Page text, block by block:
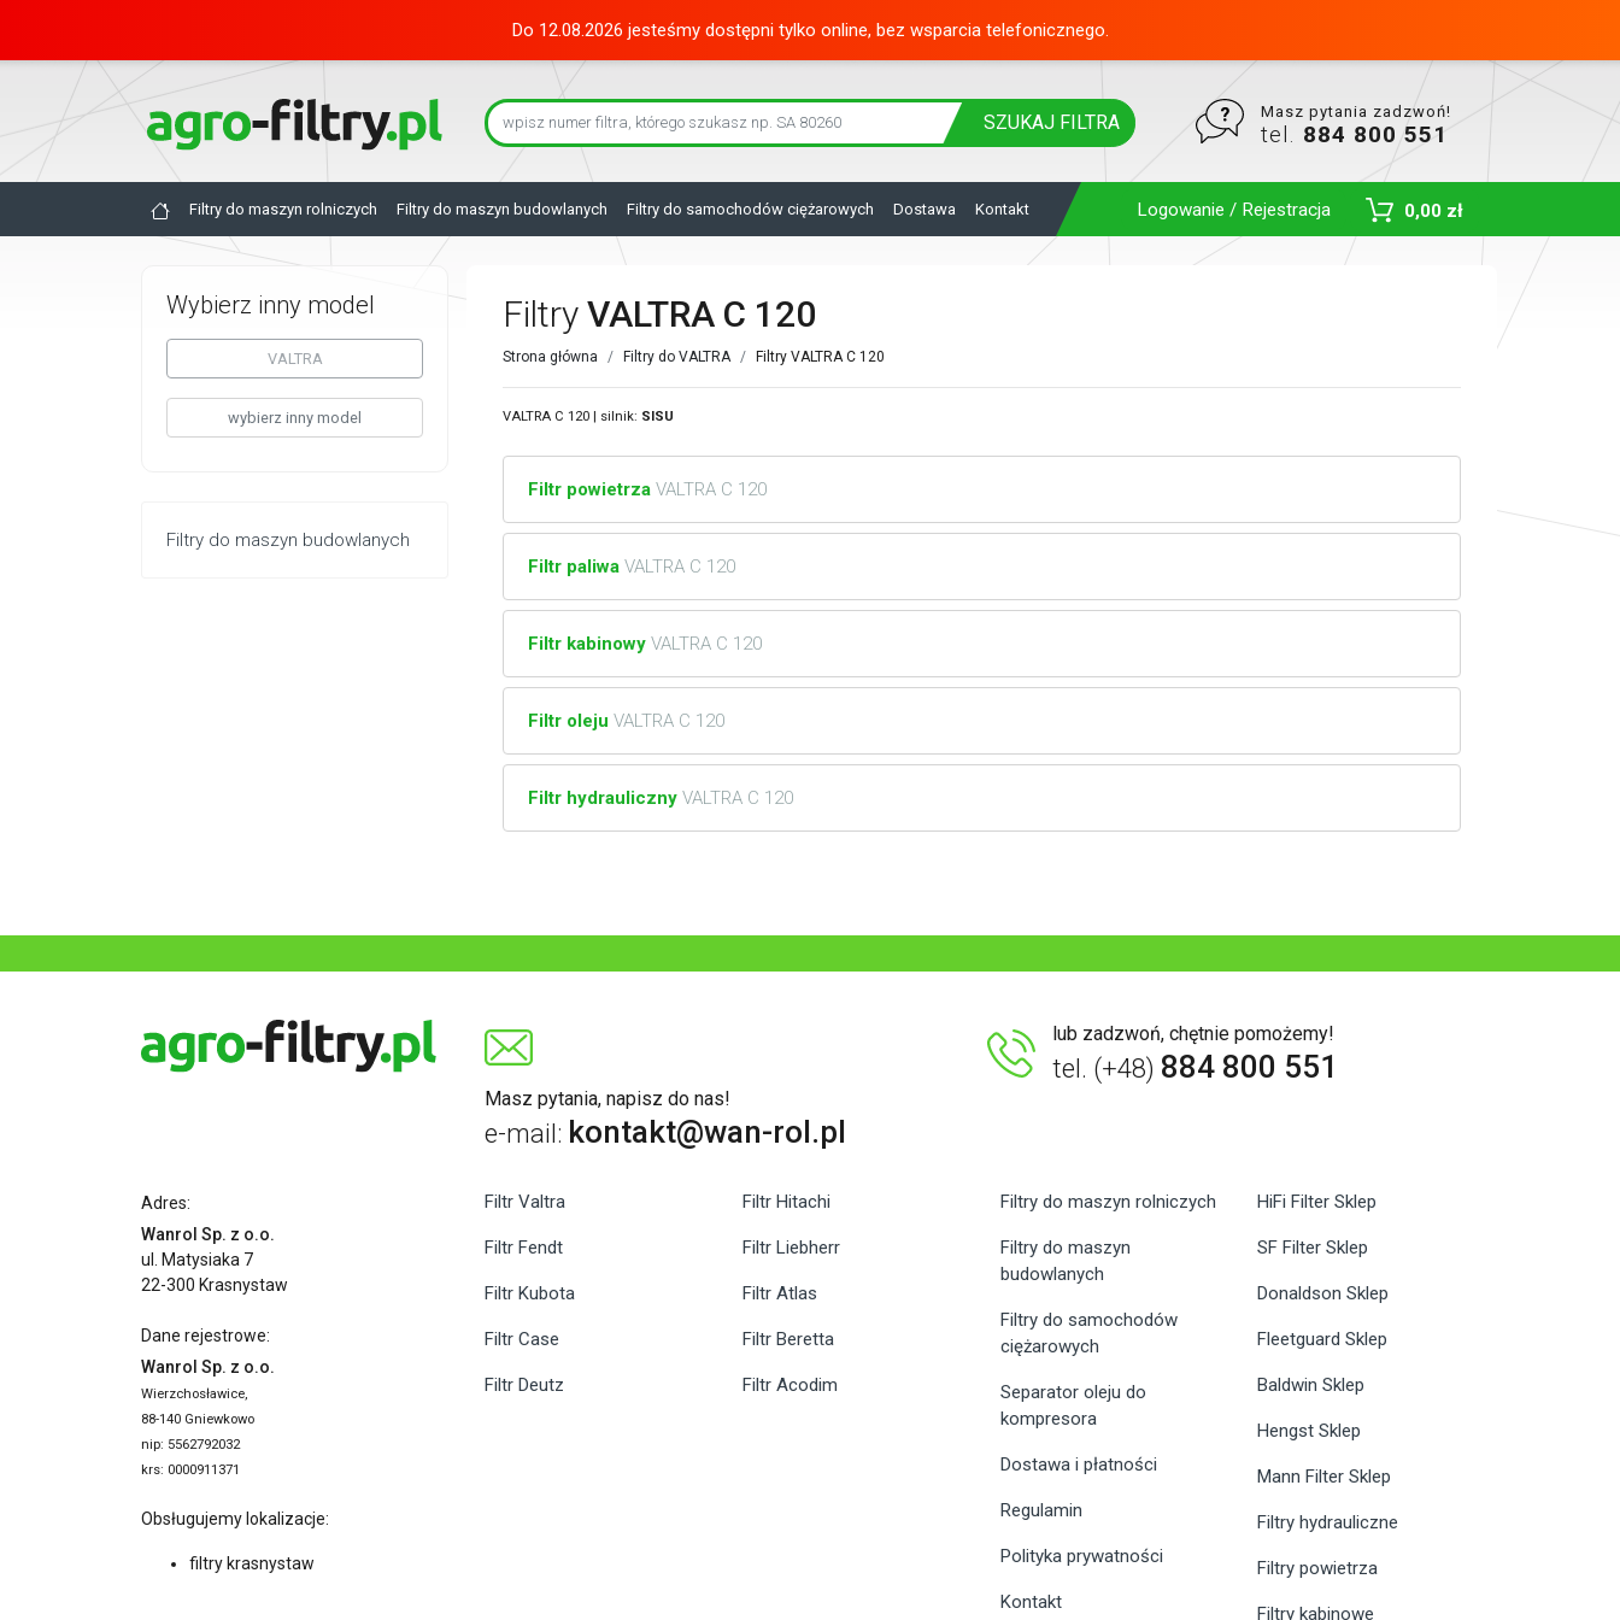
Do 12.08.2026 jesteśmy dostępni tylko online, bez wsparcia telefonicznego.
SZUKAJ FILTRA Masz pytania zadzwoń!
tel. 884 800 551
Filtry do maszyn rolniczych Filtry do maszyn budowlanych Filtry do samochodów ciężarowych Dostawa Kontakt Logowanie / Rejestracja 0,00 zł
Toggle Dropdown
Wybierz inny model
VALTRA
wybierz inny model
Filtry do maszyn budowlanych
Filtry VALTRA C 120
Strona główna Filtry do VALTRA Filtry VALTRA C 120
VALTRA C 120 | silnik: SISU
Filtr powietrza VALTRA C 120
Filtr paliwa VALTRA C 120
Filtr kabinowy VALTRA C 120
Filtr oleju VALTRA C 120
Filtr hydrauliczny VALTRA C 120
Masz pytania, napisz do nas!
e-mail: kontakt@wan-rol.pl
lub zadzwoń, chętnie pomożemy!
tel. (+48) 884 800 551
Adres:
Wanrol Sp. z o.o.
ul. Matysiaka 7
22-300 Krasnystaw
Dane rejestrowe:
Wanrol Sp. z o.o.
Wierzchosławice,
88-140 Gniewkowo
nip: 5562792032
krs: 0000911371
Obsługujemy lokalizacje:
filtry krasnystaw
Filtr Valtra
Filtr Fendt
Filtr Kubota
Filtr Case
Filtr Deutz
Filtr Hitachi
Filtr Liebherr
Filtr Atlas
Filtr Beretta
Filtr Acodim
Filtry do maszyn rolniczych
Filtry do maszyn
budowlanych
Filtry do samochodów
ciężarowych
Separator oleju do
kompresora
Dostawa i płatności
Regulamin
Polityka prywatności
Kontakt
HiFi Filter Sklep
SF Filter Sklep
Donaldson Sklep
Fleetguard Sklep
Baldwin Sklep
Hengst Sklep
Mann Filter Sklep
Filtry hydrauliczne
Filtry powietrza
Filtry kabinowe